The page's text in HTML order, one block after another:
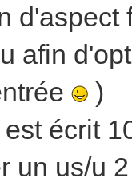
afin
)
écrit
un us/u